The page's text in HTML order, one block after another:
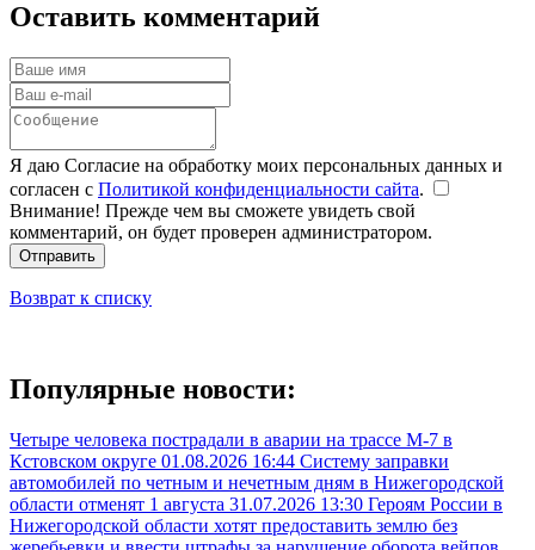
Оставить комментарий
Я даю Согласие на обработку моих персональных данных и
согласен с Политикой конфиденциальности сайта.
Внимание! Прежде чем вы сможете увидеть свой
комментарий, он будет проверен администратором.
Отправить
Возврат к списку
Популярные новости:
Четыре человека пострадали в аварии на трассе М-7 в
Кстовском округе 01.08.2026 16:44 Систему заправки
автомобилей по четным и нечетным дням в Нижегородской
области отменят 1 августа 31.07.2026 13:30 Героям России в
Нижегородской области хотят предоставить землю без